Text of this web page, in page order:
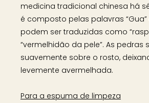
medicina tradicional chinesa há
é composto pelas palavras “Gua”
podem ser traduzidas como
“vermelhidão da pele”. As pedras
suavemente sobre o rosto,
levemente avermelhada.
Para a espuma de limpeza